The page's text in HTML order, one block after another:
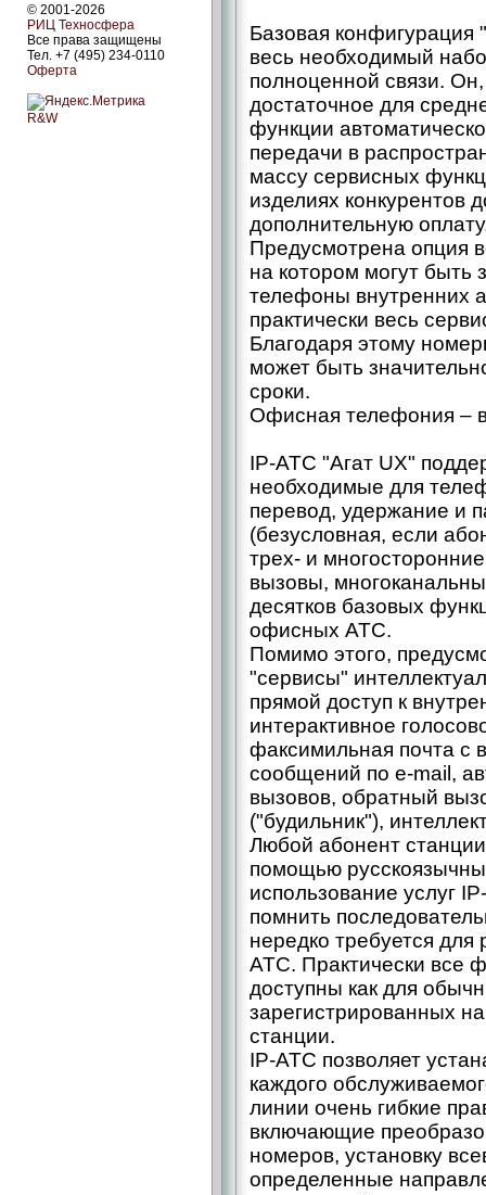
© 2001-2026
РИЦ Техносфера
Все права защищены
Тел. +7 (495) 234-0110
Оферта
R&W
Базовая конфигурация
весь необходимый
полноценной связи.
достаточное для
функции
передачи в
массу сервисных
изделиях конкурентов
дополнительную
Предусмотрена опция
на котором могут быть
телефоны внутренних
практически весь
Благодаря этому
может быть
сроки.
Офисная телефония –
IP-АТС "Агат UX"
необходимые для
перевод, удержание и
(безусловная, если
трех- и
вызовы,
десятков базовых
офисных АТС.
Помимо этого,
"сервисы"
прямой доступ к
интерактивное
факсимильная почта с
сообщений по e-mail,
вызовов, обратный
("будильник"),
Любой абонент
помощью
использование услуг
помнить
нередко требуется
АТС. Практически все
доступны как для
зарегистрированных
станции.
IP-АТС позволяет
каждого
линии очень гибкие
включающие
номеров, установку
определенные